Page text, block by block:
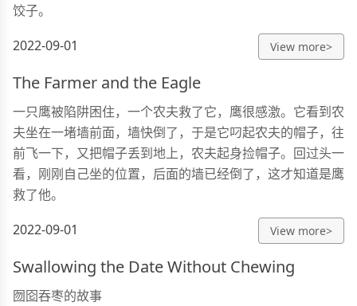
饺子。
2022-09-01 View more>
The Farmer and the Eagle
一只鹰被陷阱困住，一个农夫救了它，鹰很感激。它看到农
夫坐在一堵墙前面，墙快倒了，于是它叼起农夫的帽子，往
前飞一下，又把帽子丢到地上，农夫起身捡帽子。回过头一
看，刚刚自己坐的位置，后面的墙已经倒了，这才知道是鹰
救了他。
2022-09-01 View more>
Swallowing the Date Without Chewing
囫囵吞枣的故事